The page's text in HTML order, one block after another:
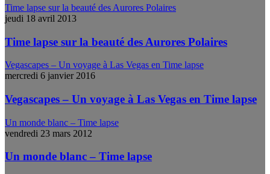
Time lapse sur la beauté des Aurores Polaires
jeudi 18 avril 2013
Time lapse sur la beauté des Aurores Polaires
Vegascapes – Un voyage à Las Vegas en Time lapse
mercredi 6 janvier 2016
Vegascapes – Un voyage à Las Vegas en Time lapse
Un monde blanc – Time lapse
vendredi 23 mars 2012
Un monde blanc – Time lapse